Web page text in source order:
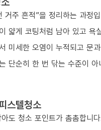
거주 흔적”을 정리하는 과정
얇게 코팅처럼 남아 있고
미세한 오염이 누적되고 문
단순히 한 번 닦는 수준이
스텔청소
도 청소 포인트가 촘촘합니